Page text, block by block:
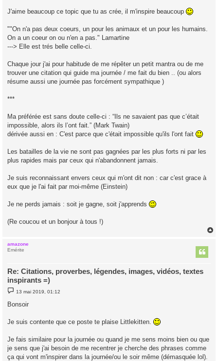
g
e
J'aime beaucoup ce topic que tu as crée, il m'inspire beaucoup
""On n'a pas deux coeurs, un pour les animaux et un pour les humains.
On a un coeur on ou n'en a pas." Lamartine
---> Elle est trés belle celle-ci.
Chaque jour j'ai pour habitude de me répêter un petit mantra ou de me
trouver une citation qui guide ma journée / me fait du bien .. (ou alors
résume aussi une journée pas forcément sympathique )
***
Ma préférée est sans doute celle-ci : “Ils ne savaient pas que c’était
impossible, alors ils l’ont fait.” (Mark Twain)
dérivée aussi en : C'est parce que c'était impossible qu'ils l'ont fait
Les batailles de la vie ne sont pas gagnées par les plus forts ni par les
plus rapides mais par ceux qui n'abandonnent jamais.
Je suis reconnaissant envers ceux qui m'ont dit non : car c'est grace à
eux que je l'ai fait par moi-même (Einstein)
Je ne perds jamais : soit je gagne, soit j'apprends
(Re coucou et un bonjour à tous !)
amazone
Emérite
Re: Citations, proverbes, légendes, images, vidéos, textes
inspirants =)
M
e
s
e
13 mai 2019, 01:12
Bonsoir
Je suis contente que ce poste te plaise Littlekitten.
Je fais similaire pour la journée ou quand je me sens moins bien ou que
je sens que j'ai besoin de me recentrer je cherche des phrases comme
ça qui vont m'inspirer dans la journée/ou le soir même (démasquée lol).